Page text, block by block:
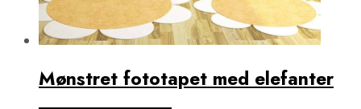
Mønstret fototapet med elefanter